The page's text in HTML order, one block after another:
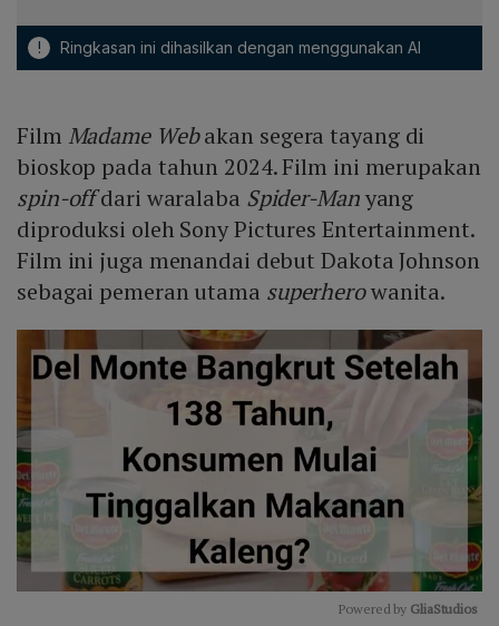
! Ringkasan ini dihasilkan dengan menggunakan AI
Film Madame Webakan segera tayang di
bioskop pada tahun 2024. Film ini merupakan
spin-offdari waralaba Spider-Manyang
diproduksi oleh Sony Pictures Entertainment.
Film ini juga menandai debut Dakota Johnson
sebagai pemeran utama superherowanita.
Powered by GliaStudios